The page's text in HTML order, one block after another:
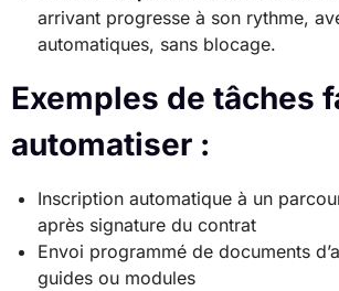
arrivant progresse à son rythme,
automatiques, sans blocage.
Exemples de tâches
automatiser :
Inscription automatique à un
après signature du contrat
Envoi programmé de documents
guides ou modules